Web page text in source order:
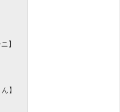
】
】